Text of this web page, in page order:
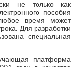
не только как
пособия
время может
Для разработки
специальная
платформа